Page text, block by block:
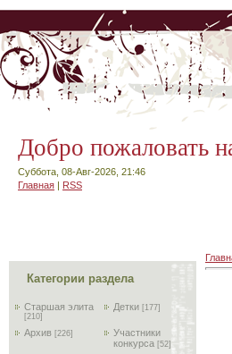
Добро пожаловать
Суббота, 08-Авг-2026, 21:46
Главная | RSS
Категории раздела
Старшая элита
[210]
Детки [177]
Архив [226]
Участники
конкурса [52]